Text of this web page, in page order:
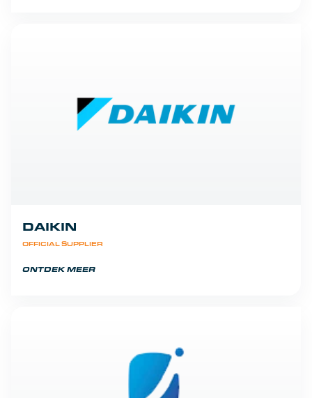
OFFICIAL SUPPLIER
DAIKIN
ONTDEK MEER